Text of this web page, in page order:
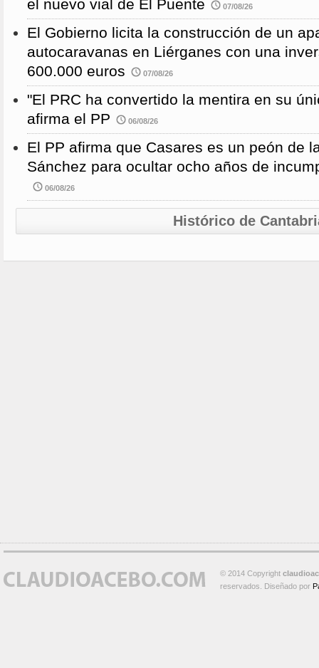
el nuevo vial de El Puente 07/08/26
El Gobierno licita la construcción de un
autocaravanas en Liérganes con una
600.000 euros
07/08/26
"El PRC ha convertido la mentira en su
afirma el PP
06/08/26
El PP afirma que Casares es un peón de
Sánchez para ocultar ocho años de
06/08/26
Histórico de
© 2014 Copyright
reservados. Diseñado por